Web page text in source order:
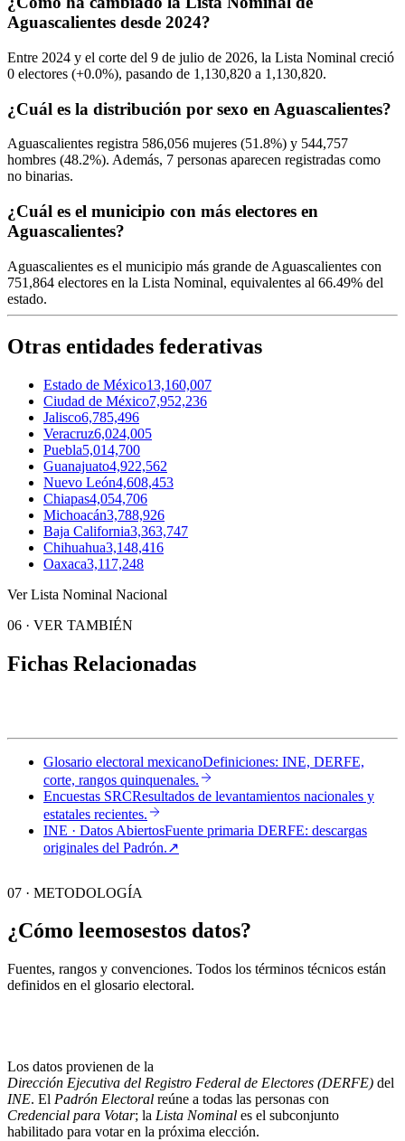
Aguascalientes desde 2024?
Entre 2024 y el corte del 9 de julio de 2026, la Lista Nominal creció
0 electores (+0.0%), pasando de 1,130,820 a 1,130,820.
¿Cuál es la distribución por sexo en Aguascalientes?
Aguascalientes registra 586,056 mujeres (51.8%) y 544,757
hombres (48.2%). Además, 7 personas aparecen registradas como
no binarias.
¿Cuál es el municipio con más electores en
Aguascalientes?
Aguascalientes es el municipio más grande de Aguascalientes con
751,864 electores en la Lista Nominal, equivalentes al 66.49% del
estado.
Otras entidades federativas
Estado de México13,160,007
Ciudad de México7,952,236
Jalisco6,785,496
Veracruz6,024,005
Puebla5,014,700
Guanajuato4,922,562
Nuevo León4,608,453
Chiapas4,054,706
Michoacán3,788,926
Baja California3,363,747
Chihuahua3,148,416
Oaxaca3,117,248
Ver Lista Nominal Nacional
06 · VER TAMBIÉN
Fichas Relacionadas
Glosario electoral mexicanoDefiniciones: INE, DERFE,
corte, rangos quinquenales.
Encuestas SRCResultados de levantamientos nacionales y
estatales recientes.
INE · Datos AbiertosFuente primaria DERFE: descargas
originales del Padrón.↗︎
07 · METODOLOGÍA
¿Cómo leemosestos datos?
Fuentes, rangos y convenciones. Todos los términos técnicos están
definidos en el glosario electoral.
Los datos provienen de la
Dirección Ejecutiva del Registro Federal de Electores (DERFE) del
INE. El Padrón Electoral reúne a todas las personas con
Credencial para Votar; la Lista Nominal es el subconjunto
habilitado para votar en la próxima elección.